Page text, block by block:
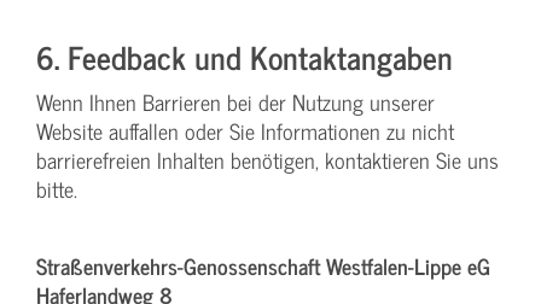
6. Feedback und Kontaktangaben
Wenn Ihnen Barrieren bei der Nutzung unserer
Website auffallen oder Sie Informationen zu nicht
barrierefreien Inhalten benötigen, kontaktieren Sie uns
bitte.
Straßenverkehrs-Genossenschaft Westfalen-Lippe eG
Haferlandweg 8